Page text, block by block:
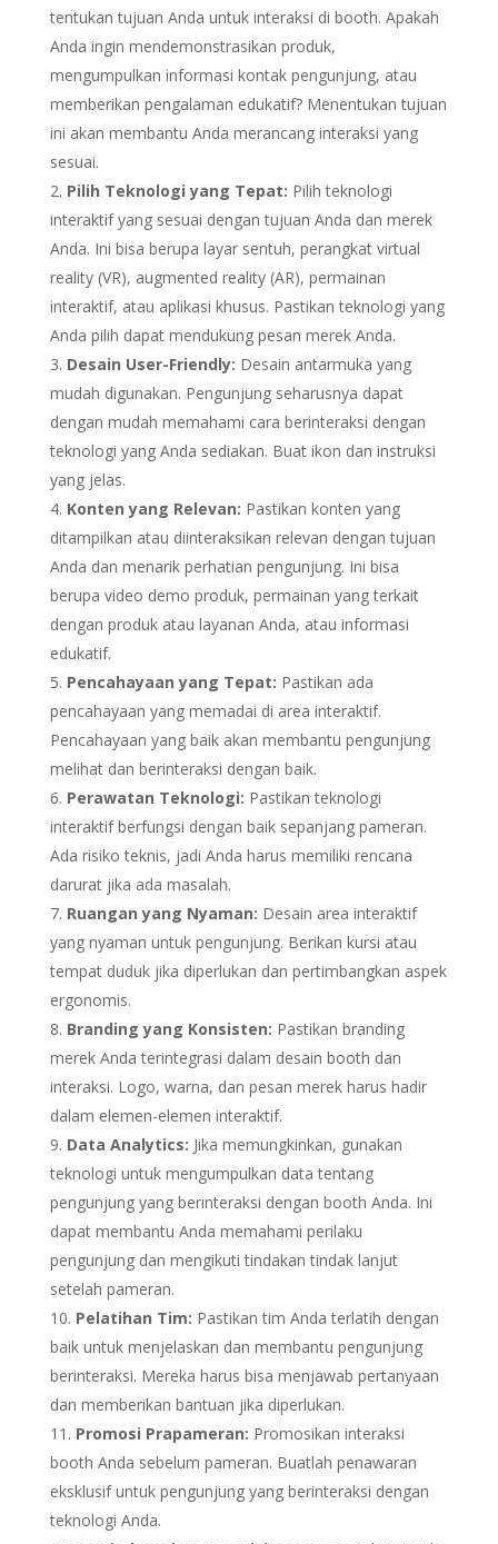
tentukan tujuan Anda untuk interaksi di booth. Apakah
Anda ingin mendemonstrasikan produk,
mengumpulkan informasi kontak pengunjung, atau
memberikan pengalaman edukatif? Menentukan tujuan
ini akan membantu Anda merancang interaksi yang
sesuai.
Pilih Teknologi yang Tepat: Pilih teknologi
interaktif yang sesuai dengan tujuan Anda dan merek
Anda. Ini bisa berupa layar sentuh, perangkat virtual
reality (VR), augmented reality (AR), permainan
interaktif, atau aplikasi khusus. Pastikan teknologi yang
Anda pilih dapat mendukung pesan merek Anda.
Desain User-Friendly: Desain antarmuka yang
mudah digunakan. Pengunjung seharusnya dapat
dengan mudah memahami cara berinteraksi dengan
teknologi yang Anda sediakan. Buat ikon dan instruksi
yang jelas.
Konten yang Relevan: Pastikan konten yang
ditampilkan atau diinteraksikan relevan dengan tujuan
Anda dan menarik perhatian pengunjung. Ini bisa
berupa video demo produk, permainan yang terkait
dengan produk atau layanan Anda, atau informasi
edukatif.
Pencahayaan yang Tepat: Pastikan ada
pencahayaan yang memadai di area interaktif.
Pencahayaan yang baik akan membantu pengunjung
melihat dan berinteraksi dengan baik.
Perawatan Teknologi: Pastikan teknologi
interaktif berfungsi dengan baik sepanjang pameran.
Ada risiko teknis, jadi Anda harus memiliki rencana
darurat jika ada masalah.
Ruangan yang Nyaman: Desain area interaktif
yang nyaman untuk pengunjung. Berikan kursi atau
tempat duduk jika diperlukan dan pertimbangkan aspek
ergonomis.
Branding yang Konsisten: Pastikan branding
merek Anda terintegrasi dalam desain booth dan
interaksi. Logo, warna, dan pesan merek harus hadir
dalam elemen-elemen interaktif.
Data Analytics: Jika memungkinkan, gunakan
teknologi untuk mengumpulkan data tentang
pengunjung yang berinteraksi dengan booth Anda. Ini
dapat membantu Anda memahami perilaku
pengunjung dan mengikuti tindakan tindak lanjut
setelah pameran.
Pelatihan Tim: Pastikan tim Anda terlatih dengan
baik untuk menjelaskan dan membantu pengunjung
berinteraksi. Mereka harus bisa menjawab pertanyaan
dan memberikan bantuan jika diperlukan.
Promosi Prapameran: Promosikan interaksi
booth Anda sebelum pameran. Buatlah penawaran
eksklusif untuk pengunjung yang berinteraksi dengan
teknologi Anda.